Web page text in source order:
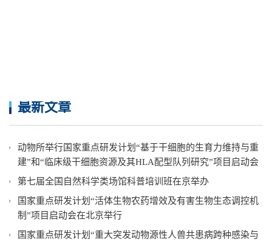
最新文章
动物所举行国家重点研发计划“基于干细胞的生育力维持与重
建”和“临床级干细胞资源及其HLA配型队列研究”项目启动会
第七届全国自然科学类场馆科普培训班在京举办
国家重点研发计划“活体生物农药增效及有害生物生态调控机
制”项目启动会在北京举行
国家重点研发计划“重大突发动物源性人兽共患病跨种感染与